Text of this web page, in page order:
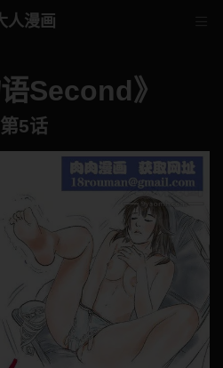
人漫画
Second》
第5话